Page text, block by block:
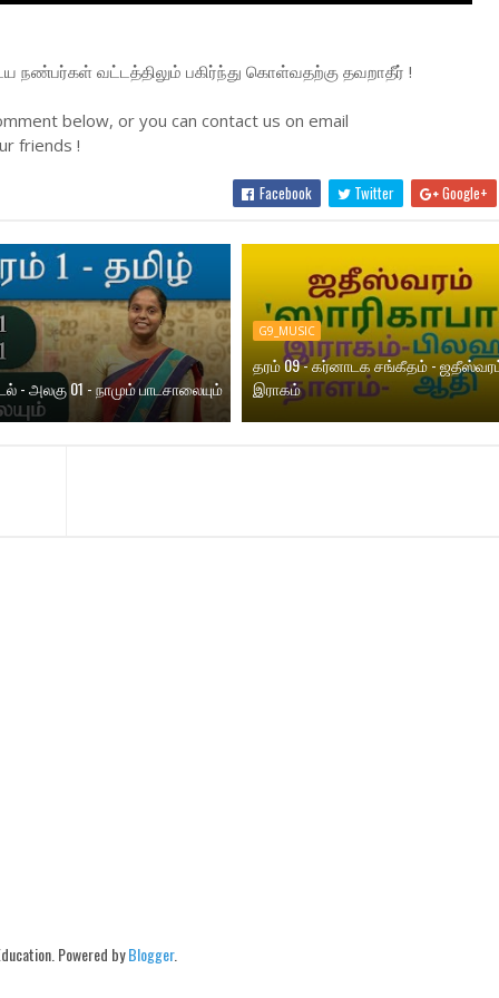
நண்பர்கள் வட்டத்திலும் பகிர்ந்து கொள்வதற்கு தவறாதீர் !
below, or you can contact us on email
friends !
Facebook Twitter Google+
- அலகு 01 - நாமும் பாடசாலையும்
G9_MUSIC
தரம் 09 - கர்னாடக சங்கீதம் -
இராகம்
Powered byBlogger.